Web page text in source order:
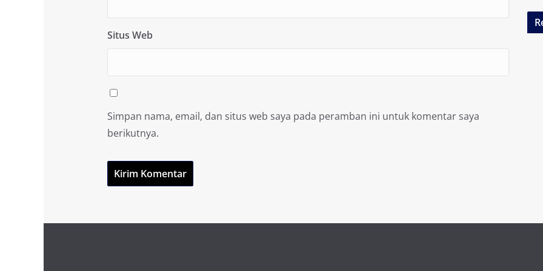
Situs Web
Simpan nama, email, dan situs web saya pada peramban ini untuk komentar saya
berikutnya.